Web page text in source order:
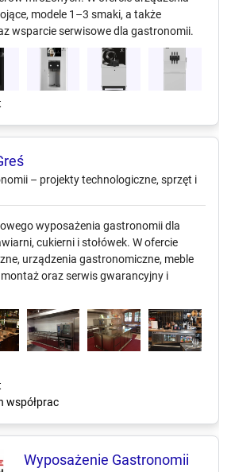
modele 1–3 smaki, a także
wsparcie serwisowe dla gastronomii.
Wyposażenie gastronomii – projekty
i serwis
wyposażenia gastronomii dla
cukierni i stołówek. W ofercie
urządzenia gastronomiczne, meble
oraz serwis gwarancyjny i
współprac
Wyposażenie Gastronomii